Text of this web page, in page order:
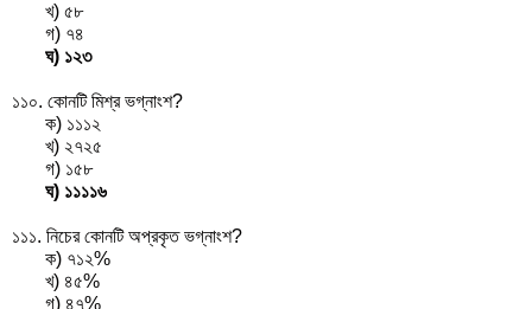
খ) ৫৮
গ) ৭৪
ঘ) ১২৩
১১০. কোনটি মিশ্র ভগ্নাংশ?
ক) ১১১২
খ) ২৭২৫
গ) ১৫৮
ঘ) ১১১১৬
১১১. নিচের কোনটি অপ্রকৃত ভগ্নাংশ?
ক) ৭১২%
খ) ৪৫%
গ) ৪৭%